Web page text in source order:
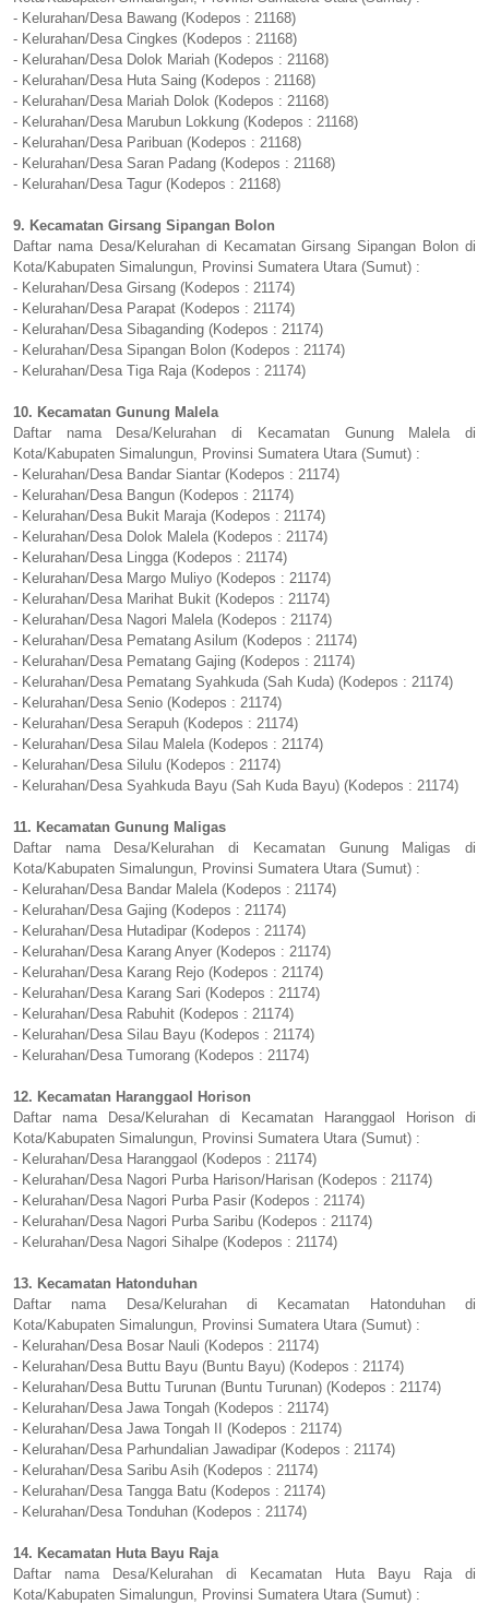
- Kelurahan/Desa Bawang (Kodepos : 21168)
- Kelurahan/Desa Cingkes (Kodepos : 21168)
- Kelurahan/Desa Dolok Mariah (Kodepos : 21168)
- Kelurahan/Desa Huta Saing (Kodepos : 21168)
- Kelurahan/Desa Mariah Dolok (Kodepos : 21168)
- Kelurahan/Desa Marubun Lokkung (Kodepos : 21168)
- Kelurahan/Desa Paribuan (Kodepos : 21168)
- Kelurahan/Desa Saran Padang (Kodepos : 21168)
- Kelurahan/Desa Tagur (Kodepos : 21168)
9. Kecamatan Girsang Sipangan Bolon
Daftar nama Desa/Kelurahan di Kecamatan Girsang Sipangan Bolon di
Kota/Kabupaten Simalungun, Provinsi Sumatera Utara (Sumut) :
- Kelurahan/Desa Girsang (Kodepos : 21174)
- Kelurahan/Desa Parapat (Kodepos : 21174)
- Kelurahan/Desa Sibaganding (Kodepos : 21174)
- Kelurahan/Desa Sipangan Bolon (Kodepos : 21174)
- Kelurahan/Desa Tiga Raja (Kodepos : 21174)
10. Kecamatan Gunung Malela
Daftar nama Desa/Kelurahan di Kecamatan Gunung Malela di
Kota/Kabupaten Simalungun, Provinsi Sumatera Utara (Sumut) :
- Kelurahan/Desa Bandar Siantar (Kodepos : 21174)
- Kelurahan/Desa Bangun (Kodepos : 21174)
- Kelurahan/Desa Bukit Maraja (Kodepos : 21174)
- Kelurahan/Desa Dolok Malela (Kodepos : 21174)
- Kelurahan/Desa Lingga (Kodepos : 21174)
- Kelurahan/Desa Margo Muliyo (Kodepos : 21174)
- Kelurahan/Desa Marihat Bukit (Kodepos : 21174)
- Kelurahan/Desa Nagori Malela (Kodepos : 21174)
- Kelurahan/Desa Pematang Asilum (Kodepos : 21174)
- Kelurahan/Desa Pematang Gajing (Kodepos : 21174)
- Kelurahan/Desa Pematang Syahkuda (Sah Kuda) (Kodepos : 21174)
- Kelurahan/Desa Senio (Kodepos : 21174)
- Kelurahan/Desa Serapuh (Kodepos : 21174)
- Kelurahan/Desa Silau Malela (Kodepos : 21174)
- Kelurahan/Desa Silulu (Kodepos : 21174)
- Kelurahan/Desa Syahkuda Bayu (Sah Kuda Bayu) (Kodepos : 21174)
11. Kecamatan Gunung Maligas
Daftar nama Desa/Kelurahan di Kecamatan Gunung Maligas di
Kota/Kabupaten Simalungun, Provinsi Sumatera Utara (Sumut) :
- Kelurahan/Desa Bandar Malela (Kodepos : 21174)
- Kelurahan/Desa Gajing (Kodepos : 21174)
- Kelurahan/Desa Hutadipar (Kodepos : 21174)
- Kelurahan/Desa Karang Anyer (Kodepos : 21174)
- Kelurahan/Desa Karang Rejo (Kodepos : 21174)
- Kelurahan/Desa Karang Sari (Kodepos : 21174)
- Kelurahan/Desa Rabuhit (Kodepos : 21174)
- Kelurahan/Desa Silau Bayu (Kodepos : 21174)
- Kelurahan/Desa Tumorang (Kodepos : 21174)
12. Kecamatan Haranggaol Horison
Daftar nama Desa/Kelurahan di Kecamatan Haranggaol Horison di
Kota/Kabupaten Simalungun, Provinsi Sumatera Utara (Sumut) :
- Kelurahan/Desa Haranggaol (Kodepos : 21174)
- Kelurahan/Desa Nagori Purba Harison/Harisan (Kodepos : 21174)
- Kelurahan/Desa Nagori Purba Pasir (Kodepos : 21174)
- Kelurahan/Desa Nagori Purba Saribu (Kodepos : 21174)
- Kelurahan/Desa Nagori Sihalpe (Kodepos : 21174)
13. Kecamatan Hatonduhan
Daftar nama Desa/Kelurahan di Kecamatan Hatonduhan di
Kota/Kabupaten Simalungun, Provinsi Sumatera Utara (Sumut) :
- Kelurahan/Desa Bosar Nauli (Kodepos : 21174)
- Kelurahan/Desa Buttu Bayu (Buntu Bayu) (Kodepos : 21174)
- Kelurahan/Desa Buttu Turunan (Buntu Turunan) (Kodepos : 21174)
- Kelurahan/Desa Jawa Tongah (Kodepos : 21174)
- Kelurahan/Desa Jawa Tongah II (Kodepos : 21174)
- Kelurahan/Desa Parhundalian Jawadipar (Kodepos : 21174)
- Kelurahan/Desa Saribu Asih (Kodepos : 21174)
- Kelurahan/Desa Tangga Batu (Kodepos : 21174)
- Kelurahan/Desa Tonduhan (Kodepos : 21174)
14. Kecamatan Huta Bayu Raja
Daftar nama Desa/Kelurahan di Kecamatan Huta Bayu Raja di
Kota/Kabupaten Simalungun, Provinsi Sumatera Utara (Sumut) :